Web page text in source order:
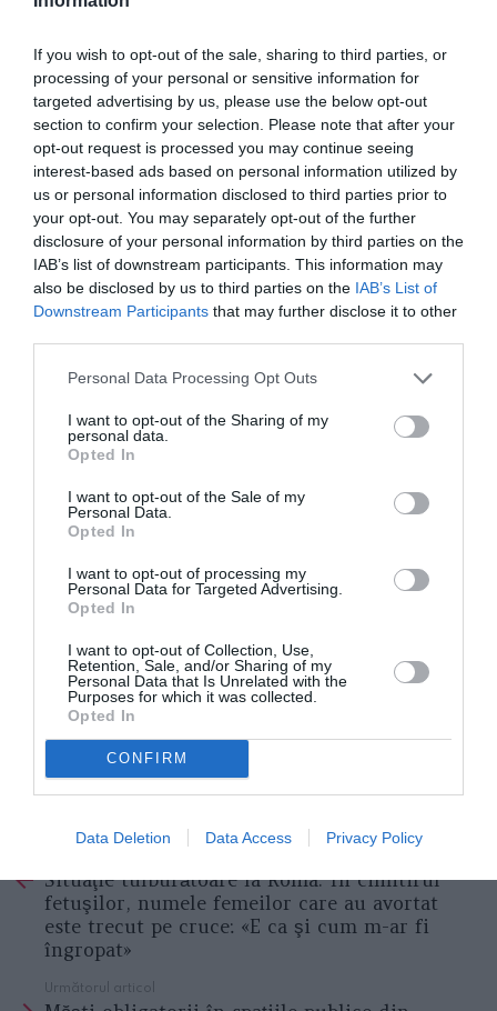
If you wish to opt-out of the sale, sharing to third parties, or
processing of your personal or sensitive information for
targeted advertising by us, please use the below opt-out
section to confirm your selection. Please note that after your
opt-out request is processed you may continue seeing
interest-based ads based on personal information utilized by
us or personal information disclosed to third parties prior to
your opt-out. You may separately opt-out of the further
disclosure of your personal information by third parties on the
IAB’s list of downstream participants. This information may
also be disclosed by us to third parties on the IAB’s List of
Downstream Participants that may further disclose it to other
Personal Data Processing Opt Outs
I want to opt-out of the Sharing of my
personal data.
Opted In
I want to opt-out of the Sale of my
Personal Data.
Opted In
I want to opt-out of processing my
Personal Data for Targeted Advertising.
Opted In
I want to opt-out of Collection, Use,
Retention, Sale, and/or Sharing of my
Personal Data that Is Unrelated with the
Purposes for which it was collected.
Opted In
CONFIRM
Data Deletion Data Access Privacy Policy
CORONAVIRUS DIASPORA
CORONAVIRUS ROMANIA
moreSituaţie tulburătoare la Roma. În cimitirul
fetuşilor, numele femeilor care au avortat
este trecut pe cruce: «E ca şi cum m-ar fi
îngropat»
Următorul articol